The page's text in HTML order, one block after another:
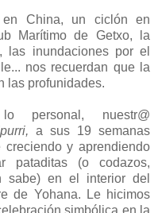
en China, un ciclón en
Marítimo de Getxo, la
las inundaciones por el
nos recuerdan que la
las profunidades.
personal, nuestr@
a sus 19 semanas
creciendo y aprendiendo
pataditas (o codazos,
sabe) en el interior del
de Yohana. Le hicimos
simbólica en la